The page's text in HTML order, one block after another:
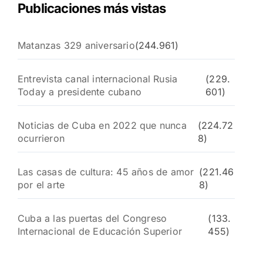
Publicaciones más vistas
Matanzas 329 aniversario(244.961)
Entrevista canal internacional Rusia
Today a presidente cubano
(229.
601)
Noticias de Cuba en 2022 que nunca
ocurrieron
(224.72
8)
Las casas de cultura: 45 años de amor
por el arte
(221.46
8)
Cuba a las puertas del Congreso
Internacional de Educación Superior
(133.
455)